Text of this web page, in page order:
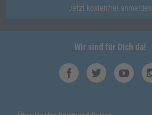
Jetzt kostenfrei anmelden
Wir sind für Dich da!